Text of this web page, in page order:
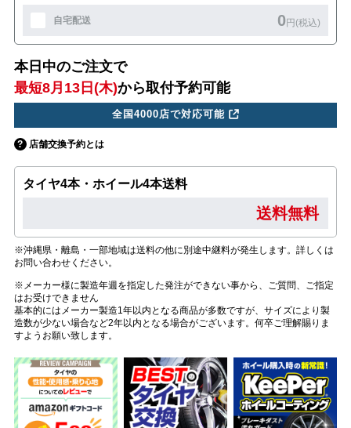
自宅配送 0円(税込)
本日中のご注文で
最短8月13日(木)から取付予約可能
全国4000店で対応可能
店舗交換予約とは
タイヤ4本・ホイール4本送料
送料無料
※沖縄県・離島・一部地域は送料の他に別途中継料が発生します。詳しくは
お問い合わせください。
※メーカー様に製造年週を指定した発注ができない事から、ご質問、ご指定
はお受けできません
基本的にはメーカー製造1年以内となる商品が多数ですが、サイズにより製
造数が少ない場合など2年以内となる場合がございます。何卒ご理解賜りま
すようお願い致します。